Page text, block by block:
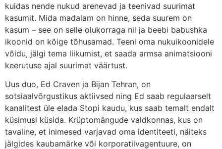
kuidas nende nukud arenevad ja teenivad suurimat
kasumit. Mida madalam on hinne, seda suurem on
kasum – see on selle olukorraga nii ja beebi babushka
ikoonid on kõige tõhusamad. Teeni oma nukuikoonidele
võidu, jälgi tema liikumist, et saada armsa animatsiooni
keerutuse ajal suurimat väärtust.
Uus duo, Ed Craven ja Bijan Tehran, on
sotsiaalvõrgustikus aktiivsed ning Ed saab regulaarselt
kanalitest üle elada Stopi kaudu, kus saab temalt endalt
küsimusi küsida. Krüptomängude valdkonnas, kus on
tavaline, et inimesed varjavad oma identiteeti, näiteks
jälgides kaubamärke või korporatiivagentuure, on